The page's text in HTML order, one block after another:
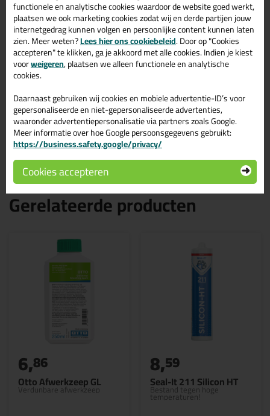
productspecificaties van de Ottoseal S54 310ml.
Eigenschappen Ottoseal S54 310ml
Merk
Otto Chemie
Verpakkingstype
Kenmerk
Brandwerend, Niet overschilderbaar, Schimmelwerend
Soort
Siliconenkit
Gerelateerde producten
Otto Afwerkzeep GL
Verdunbare afwerkzeep
6,86
Seal-It 211 Silicon HT
Bestand tegen hoge
temperaturen!
8,59
functionele en analytische cookies waardoor de website goed werkt,
plaatsen we ook marketing cookies zodat wij en derde partijen jouw
internetgedrag kunnen volgen en persoonlijke content kunnen laten
zien. Meer weten?Lees hier ons cookiebeleid. Door op "Cookies
accepteren" te klikken, ga je akkoord met alle cookies. Indien je kiest
voorweigeren, plaatsen we alleen functionele en analytische
cookies.
Daarnaast gebruiken wij cookies en mobiele advertentie-ID’s voor
gepersonaliseerde en niet-gepersonaliseerde advertenties,
waaronder advertentiepersonalisatie via partners zoals Google.
Meer informatie over hoe Google persoonsgegevens gebruikt:
https://business.safety.google/privacy/
Cookies accepteren